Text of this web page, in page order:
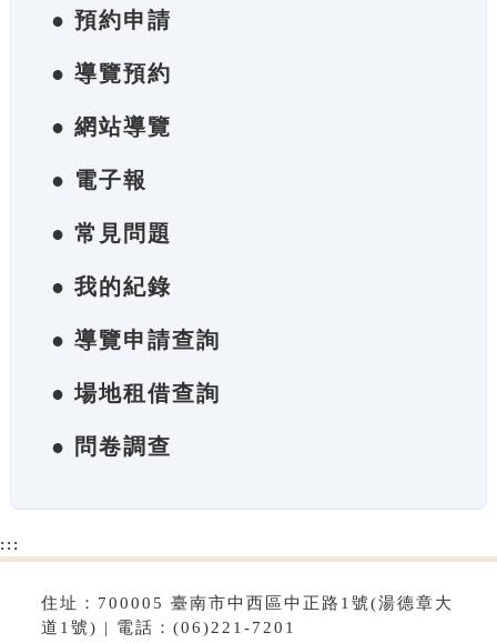
● 預約申請
● 導覽預約
● 網站導覽
● 電子報
● 常見問題
● 我的紀錄
● 導覽申請查詢
● 場地租借查詢
● 問卷調查
:::
住址：700005 臺南市中西區中正路1號(湯德章大
道1號) | 電話：(06)221-7201